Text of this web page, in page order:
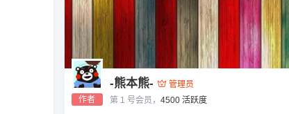
作者
-熊本熊-
管理员
第 1 号会员， 4500 活跃度